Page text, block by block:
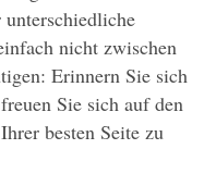
nicht zwischen
Erinnern Sie sich
Sie sich auf den
besten Seite zu